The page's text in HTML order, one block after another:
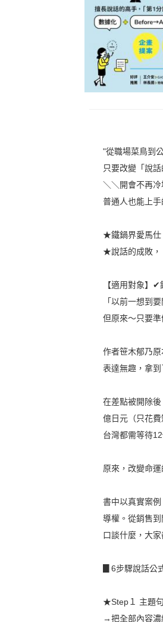
"從職場菜鳥到
只要改變「說
＼＼開會不再
普通人也能上手
★鐵鍋界愛馬仕
★說話的成敗，
【適用對象】
「以前一想到
但原來～只要準
作者笹木郁乃
表達無趣，拿到
在差點被開除
億日元（只花
台灣都需等待
原來，改變命
書中以真實案
導權。從銷售
口談什麼，大家
▊6步驟說話公
★Step１ 主題句
→把全部內容濃